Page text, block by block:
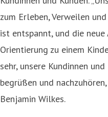
zum Erleben, Verweilen
ist entspannt, und die
Orientierung zu einem
sehr, unsere Kundinnen
begrüßen und
Benjamin Wilkes.